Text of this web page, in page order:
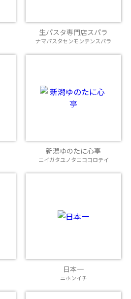
生パスタ専門店スパラ
ナマパスタセンモンテンスパラ
新潟ゆのたに心亭
ニイガタユノタニココロテイ
日本一
ニホンイチ